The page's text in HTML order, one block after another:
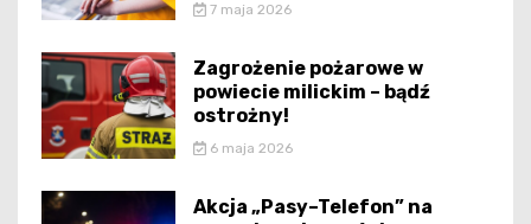
7 maja 2026
Zagrożenie pożarowe w
powiecie milickim – bądź
ostrożny!
6 maja 2026
Akcja „Pasy–Telefon” na